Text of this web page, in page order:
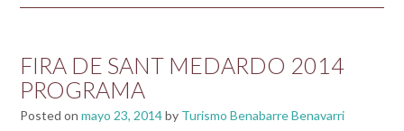
FIRA DE SANT MEDARDO 2014
PROGRAMA
Posted on mayo 23, 2014by Turismo Benabarre Benavarri